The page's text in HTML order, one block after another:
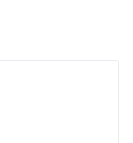
7.31 6.66